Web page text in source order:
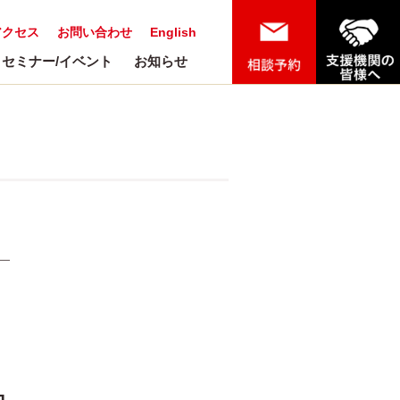
English
お問い合わせ
セス
セミナー/イベント お知らせ